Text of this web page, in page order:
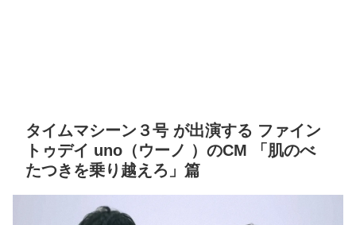
タイムマシーン３号 が出演する ファイン
トゥデイ uno（ウーノ ）のCM 「肌のべ
たつきを乗り越えろ」篇